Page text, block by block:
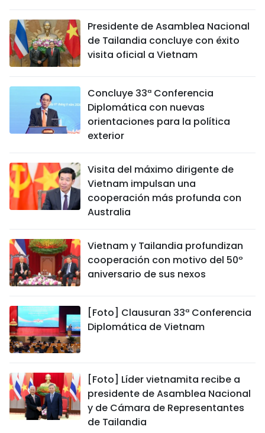
Presidente de Asamblea Nacional
de Tailandia concluye con éxito
visita oficial a Vietnam
Concluye 33ª Conferencia
Diplomática con nuevas
orientaciones para la política
exterior
Visita del máximo dirigente de
Vietnam impulsan una
cooperación más profunda con
Australia
Vietnam y Tailandia profundizan
cooperación con motivo del 50º
aniversario de sus nexos
[Foto] Clausuran 33ª Conferencia
Diplomática de Vietnam
[Foto] Líder vietnamita recibe a
presidente de Asamblea Nacional
y de Cámara de Representantes
de Tailandia